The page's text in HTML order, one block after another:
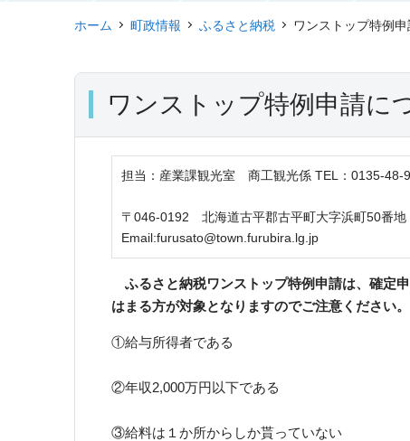
ホーム 町政情報 ふるさと納税 ワンストップ特例
ワンストップ特例申請に
担当：産業課観光室 商工観光係 TEL：0135-
〒046-0192 北海道古平郡古平町大字浜町50番地
Email:furusato@town.furubira.lg.jp
ふるさと納税ワンストップ特例申請は、確定
はまる方が対象となりますのでご注意ください。
①給与所得者である
②年収2,000万円以下である
③給料は１か所からしか貰っていない